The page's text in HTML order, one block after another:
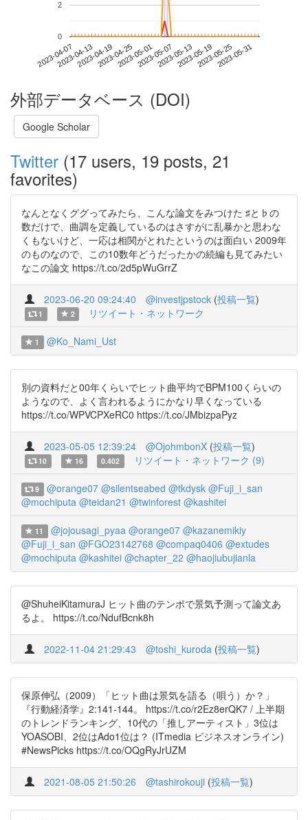
2023-04-072023-04-132023-04-192023-04-252023-05-012023-05-072023-05-132023-05-192023-05-252023-05-31
0
2
外部データベース (DOI)
Google Scholar
Twitter (17 users, 19 posts, 21
favorites)
なんとなくググってみたら、こんな論文をみつけた ♯と♭の
数だけで、曲調を定義しているのはさすがに乱暴かと思わな
くもないけど、一応は相関がとれたというのは面白い 2009年
のものなので、この10数年どうだったかの続編も見てみたい
なこの論文 https://t.co/2d5pWuGrrZ
2023-06-20 09:24:40 @investjpstock (投稿一覧)
1 2 リツイート・ネットワーク
1 @Ko_Nami_Ust
別の資料だと00年くらいでヒット曲平均でBPM100くらいの
ようなので、よく言われるようにかなり早くなっている
https://t.co/WPVCPXeRC0 https://t.co/JMbizpaPyz
2023-05-05 12:39:24 @OjohmbonX (投稿一覧)
10 16 0.402 リツイート・ネットワーク (9)
9 @orange07 @silentseabed @tkdysk @Fuji_i_san
@mochiputa @teidan21 @twinforest @kashitei
11 @jojousagi_pyaa @orange07 @kazanemikiy
@Fuji_i_san @FGO23142768 @compaq0406 @extudes
@mochiputa @kashitei @chapter_22 @haojiubujianla
@ShuheiKitamuraJ ヒット曲のテンポで景気予測って論文あ
るよ。 https://t.co/NdufBcnk8h
2022-11-04 21:29:43 @toshi_kuroda (投稿一覧)
保原伸弘（2009）「ヒット曲は景気を語る（唄う）か？」
『行動経済学』2:141-144。 https://t.co/r2Ez8erQK7 / 上半期
のトレンドランキング、10代の「推しアーティスト」3位は
YOASOBI、2位はAdo1位は？ (ITmedia ビジネスオンライン)
#NewsPicks https://t.co/OQgRyJrUZM
2021-08-05 21:50:26 @tashirokouji (投稿一覧)